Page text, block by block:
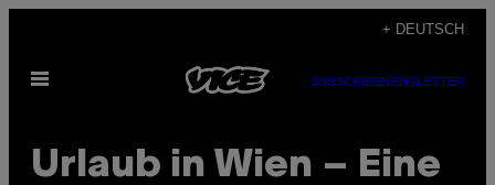
content
+ DEUTSCH
Open
SUBSCRIBENEWSLETTER
Urlaub in Wien – Eine